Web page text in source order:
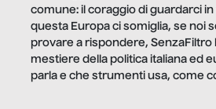
comune: il coraggio di guardarci in
questa Europa ci somiglia, se noi
provare a rispondere, SenzaFiltro
mestiere della politica italiana ed
parla e che strumenti usa, come